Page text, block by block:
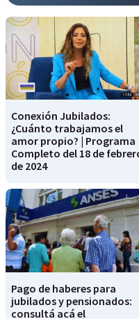
Conexión Jubilados:
¿Cuánto trabajamos el
amor propio? | Programa
Completo del 18 de
de 2024
Pago de haberes para
jubilados y pensionados:
consultá acá el